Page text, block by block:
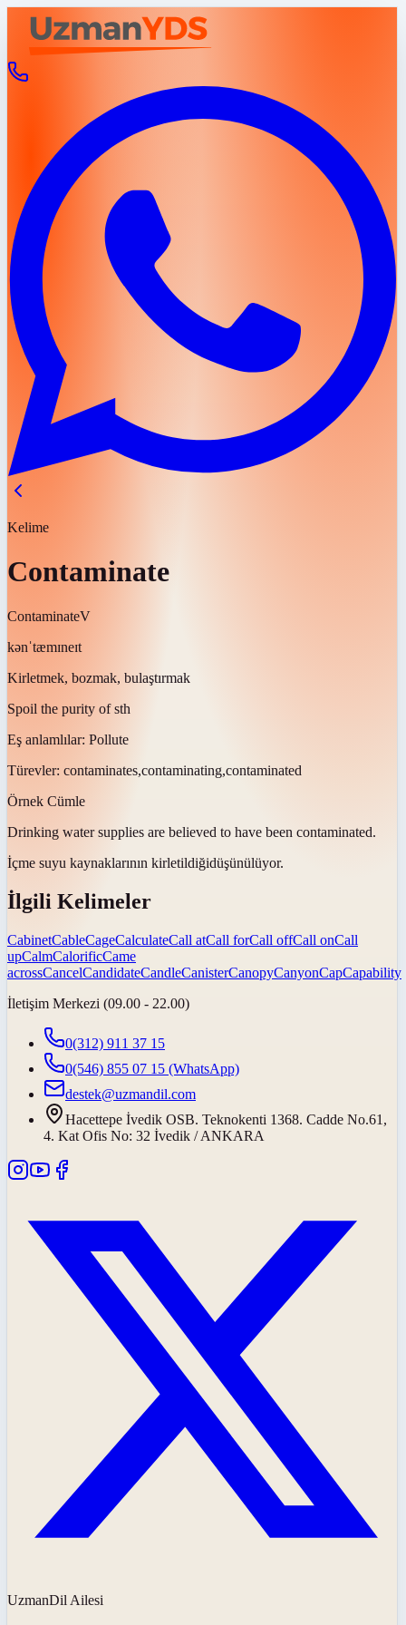
Kelime
Contaminate
ContaminateV
kənˈtæmɪneɪt
Kirletmek, bozmak, bulaştırmak
Spoil the purity of sth
Eş anlamlılar: Pollute
Türevler: contaminates,contaminating,contaminated
Örnek Cümle
Drinking water supplies are believed to have been contaminated.
İçme suyu kaynaklarının kirletildiğidüşünülüyor.
İlgili Kelimeler
CabinetCableCageCalculateCall atCall forCall offCall onCall
upCalmCalorificCame
acrossCancelCandidateCandleCanisterCanopyCanyonCapCapability
İletişim Merkezi (09.00 - 22.00)
0(312) 911 37 15
0(546) 855 07 15 (WhatsApp)
destek@uzmandil.com
Hacettepe İvedik OSB. Teknokenti 1368. Cadde No.61,
4. Kat Ofis No: 32 İvedik / ANKARA
UzmanDil Ailesi